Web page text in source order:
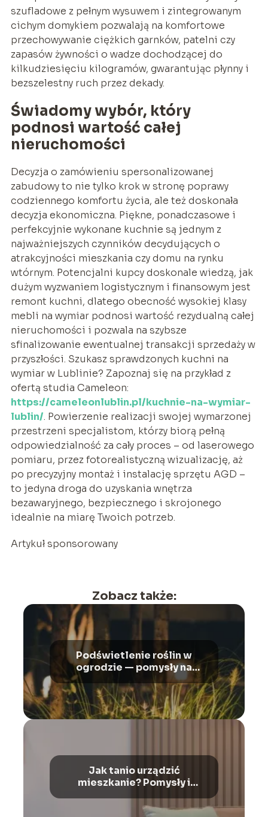
szufladowe z pełnym wysuwem i zintegrowanym
cichym domykiem pozwalają na komfortowe
przechowywanie ciężkich garnków, patelni czy
zapasów żywności o wadze dochodzącej do
kilkudziesięciu kilogramów, gwarantując płynny i
bezszelestny ruch przez dekady.
Świadomy wybór, który
podnosi wartość całej
nieruchomości
Decyzja o zamówieniu spersonalizowanej
zabudowy to nie tylko krok w stronę poprawy
codziennego komfortu życia, ale też doskonała
decyzja ekonomiczna. Piękne, ponadczasowe i
perfekcyjnie wykonane kuchnie są jednym z
najważniejszych czynników decydujących o
atrakcyjności mieszkania czy domu na rynku
wtórnym. Potencjalni kupcy doskonale wiedzą, jak
dużym wyzwaniem logistycznym i finansowym jest
remont kuchni, dlatego obecność wysokiej klasy
mebli na wymiar podnosi wartość rezydualną całej
nieruchomości i pozwala na szybsze
sfinalizowanie ewentualnej transakcji sprzedaży w
przyszłości. Szukasz sprawdzonych kuchni na
wymiar w Lublinie? Zapoznaj się na przykład z
ofertą studia Cameleon:
https://cameleonlublin.pl/kuchnie-na-wymiar-
lublin/. Powierzenie realizacji swojej wymarzonej
przestrzeni specjalistom, którzy biorą pełną
odpowiedzialność za cały proces – od laserowego
pomiaru, przez fotorealistyczną wizualizację, aż
po precyzyjny montaż i instalację sprzętu AGD –
to jedyna droga do uzyskania wnętrza
bezawaryjnego, bezpiecznego i skrojonego
idealnie na miarę Twoich potrzeb.
Artykuł sponsorowany
Zobacz także:
Podświetlenie roślin w
ogrodzie — pomysły na
aranżację
Jak tanio urządzić
mieszkanie? Pomysły i